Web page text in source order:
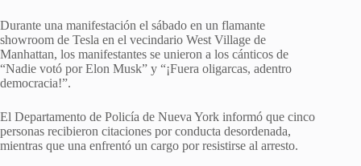
Durante una manifestación el sábado en un flamante
showroom de Tesla en el vecindario West Village de
Manhattan, los manifestantes se unieron a los cánticos de
“Nadie votó por Elon Musk” y “¡Fuera oligarcas, adentro
democracia!”.
El Departamento de Policía de Nueva York informó que cinco
personas recibieron citaciones por conducta desordenada,
mientras que una enfrentó un cargo por resistirse al arresto.